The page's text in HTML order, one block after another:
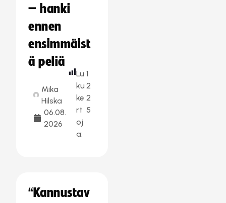
– hanki
ennen
ensimmäist
ä peliä
Mika
Hilska
06.08.
2026
Lu
ku
ke
rt
oj
a:
1
2
2
5
“Kannustav